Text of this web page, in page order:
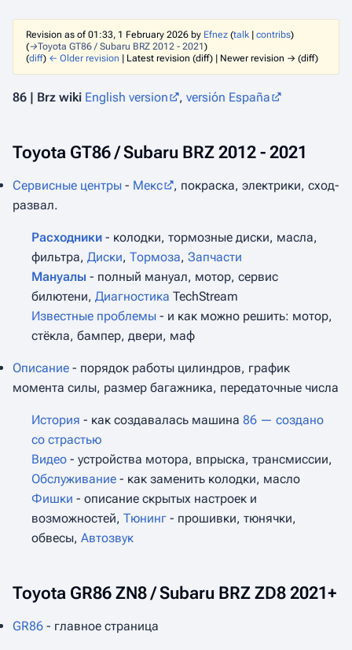
Revision as of 01:33, 1 February 2026 by Efnez (talk | contribs)
(→‎Toyota GT86 / Subaru BRZ 2012 - 2021)
(diff) ← Older revision | Latest revision (diff) | Newer revision → (diff)
86 | Brz wiki English version , versión España
Toyota GT86 / Subaru BRZ 2012 - 2021
Сервисные центры - Мекс
, покраска, электрики, сход-
развал.
Расходники - колодки, тормозные диски, масла,
фильтра, Диски, Тормоза, Запчасти
Мануалы - полный мануал, мотор, cервис
билютени, Диагностика TechStream
Известные проблемы - и как можно решить: мотор,
стёкла, бампер, двери, маф
Описание - порядок работы цилиндров, график
момента силы, размер багажника, передаточные числа
История - как создавалась машина 86 — создано
со страстью
Видео - устройства мотора, впрыска, трансмиссии,
Обслуживание - как заменить колодки, масло
Фишки - описание скрытых настроек и
возможностей, Тюнинг - прошивки, тюнячки,
обвесы, Автозвук
Toyota GR86 ZN8 / Subaru BRZ ZD8 2021+
GR86 - главное страница